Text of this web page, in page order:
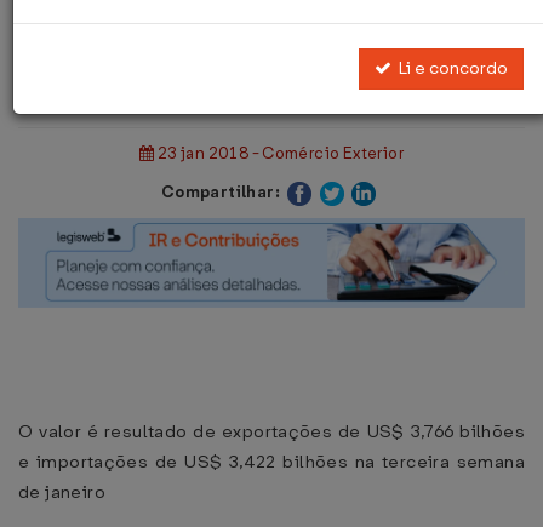
Balança comercial tem superávit de
US$ 345 milhões
23 jan 2018 - Comércio Exterior
Compartilhar:
O valor é resultado de exportações de US$ 3,766 bilhões
e importações de US$ 3,422 bilhões na terceira semana
de janeiro
Li e concordo